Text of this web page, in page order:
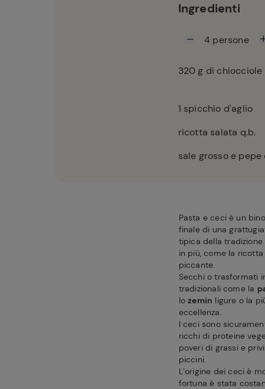
Ingredienti
4 persone
320g di chiocciole
1 spicchio d'aglio
ricotta salata q.b.
sale grosso e pepe
Pasta e ceci è un
finale di una
tipica della
in più, come la
piccante.
Secchi o trasformati
tradizionali come la
lozemin ligure o la
eccellenza.
I ceci sono
ricchi di proteine
poveri di grassi e
piccini.
L’origine dei ceci è
fortuna è stata